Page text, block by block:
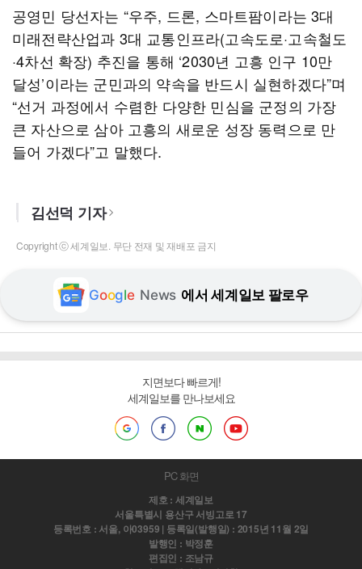
공영민 당선자는 “우주, 드론, 스마트팜이라는 3대
미래전략산업과 3대 교통인프라(고속도로·고속철도
·4차선 확장) 추진을 통해 ‘2030년 고흥 인구 10만
달성’이라는 군민과의 약속을 반드시 실현하겠다”며
“선거 과정에서 수렴한 다양한 민심을 군정의 가장
큰 자산으로 삼아 고흥의 새로운 성장 동력으로 만
들어 가겠다”고 말했다.
김선덕 기자
Copyright ⓒ 세계일보. 무단 전재 및 재배포 금지
Google News 에서 세계일보 팔로우
지면보다 빠르게!
세계일보를 만나보세요
PC 화면
제호 : 세계일보
서울특별시 용산구 서빙고로 17
등록번호 : 서울, 아03959 | 등록일(발행일) : 2015년 11월 2일
발행인 : 박정훈
편집인 : 조남규